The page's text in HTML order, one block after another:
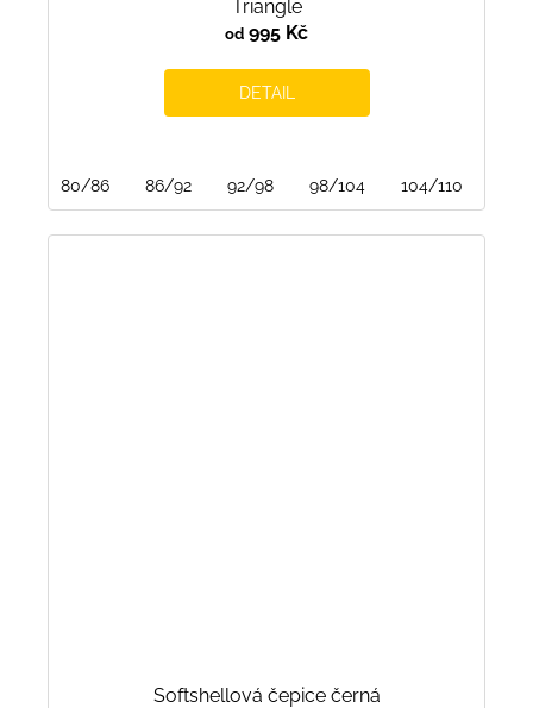
Triangle
od 995 Kč
DETAIL
80/86 86/92 92/98 98/104 104/110
Softshellová čepice černá